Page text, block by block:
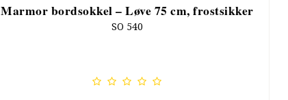
Marmor bordsokkel – Løve 75 cm, frostsikker
SO 540